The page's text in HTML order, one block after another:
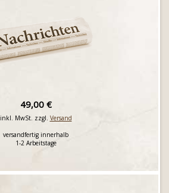
49,00 €
inkl. MwSt. zzgl. Versand
versandfertig innerhalb
1-2 Arbeitstage